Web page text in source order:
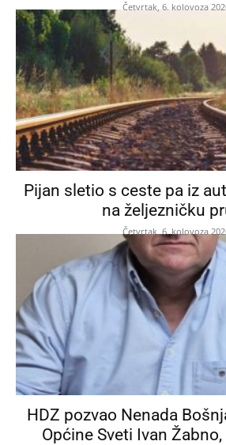
Četvrtak, 6. kolovoza
Pijan sletio s ceste pa iz
na željezničku
Četvrtak, 6. kolovoza
HDZ pozvao Nenada
Općine Sveti Ivan